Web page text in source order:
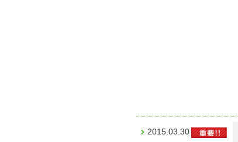
2015.03.30